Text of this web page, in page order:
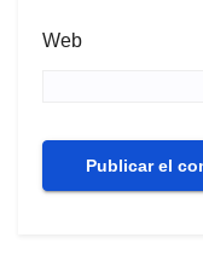
Web